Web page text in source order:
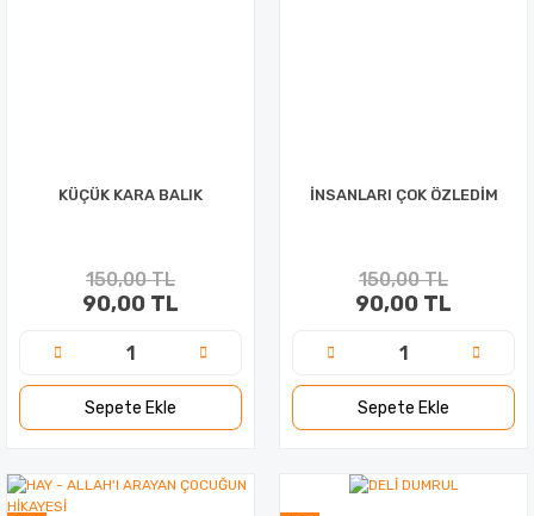
KÜÇÜK KARA BALIK
150,00 TL
90,00 TL
Sepete Ekle
İNSANLARI ÇOK ÖZLEDİM
150,00 TL
90,00 TL
Sepete Ekle